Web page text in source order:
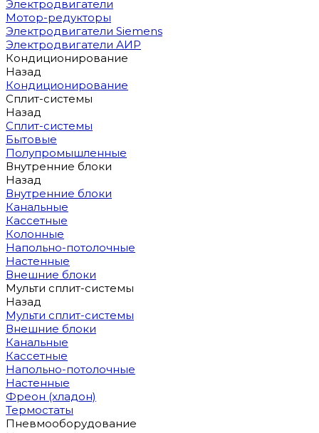
Электродвигатели
Мотор-редукторы
Электродвигатели Siemens
Электродвигатели АИР
Кондиционирование
Назад
Кондиционирование
Сплит-системы
Назад
Сплит-системы
Бытовые
Полупромышленные
Внутренние блоки
Назад
Внутренние блоки
Канальные
Кассетные
Колонные
Напольно-потолочные
Настенные
Внешние блоки
Мульти сплит-системы
Назад
Мульти сплит-системы
Внешние блоки
Канальные
Кассетные
Напольно-потолочные
Настенные
Фреон (хладон)
Термостаты
Пневмооборудование